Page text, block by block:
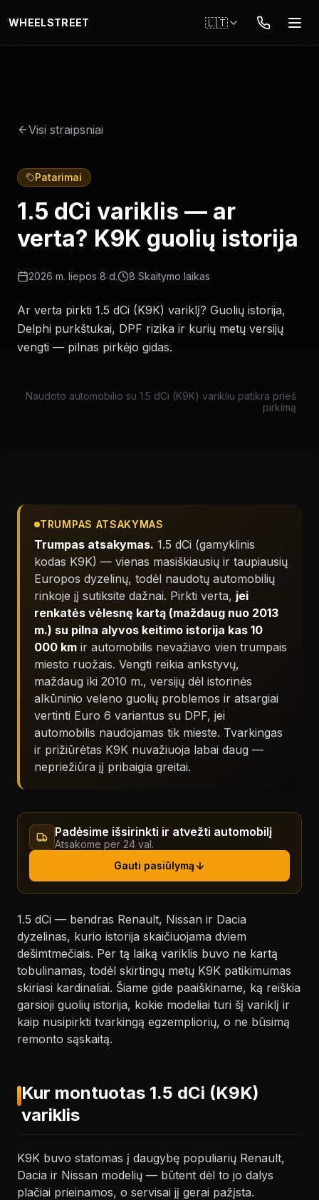
WHEELSTREET 🇱🇹
Visi straipsniai
Patarimai
1.5 dCi variklis — ar
verta? K9K guolių istorija
2026 m. liepos 8 d. 8 Skaitymo laikas
Ar verta pirkti 1.5 dCi (K9K) variklį? Guolių istorija,
Delphi purkštukai, DPF rizika ir kurių metų versijų
vengti — pilnas pirkėjo gidas.
Naudoto automobilio su 1.5 dCi (K9K) varikliu patikra prieš
pirkimą
TRUMPAS ATSAKYMAS
Trumpas atsakymas. 1.5 dCi (gamyklinis
kodas K9K) — vienas masiškiausių ir taupiausių
Europos dyzelinų, todėl naudotų automobilių
rinkoje jį sutiksite dažnai. Pirkti verta, jei
renkatės vėlesnę kartą (maždaug nuo 2013
m.) su pilna alyvos keitimo istorija kas 10
000 km ir automobilis nevažiavo vien trumpais
miesto ruožais. Vengti reikia ankstyvų,
maždaug iki 2010 m., versijų dėl istorinės
alkūninio veleno guolių problemos ir atsargiai
vertinti Euro 6 variantus su DPF, jei
automobilis naudojamas tik mieste. Tvarkingas
ir prižiūrėtas K9K nuvažiuoja labai daug —
nepriežiūra jį pribaigia greitai.
Padėsime išsirinkti ir atvežti automobilį
Atsakome per 24 val.
Gauti pasiūlymą
1.5 dCi — bendras Renault, Nissan ir Dacia
dyzelinas, kurio istorija skaičiuojama dviem
dešimtmečiais. Per tą laiką variklis buvo ne kartą
tobulinamas, todėl skirtingų metų K9K patikimumas
skiriasi kardinaliai. Šiame gide paaiškiname, ką reiškia
garsioji guolių istorija, kokie modeliai turi šį variklį ir
kaip nusipirkti tvarkingą egzempliorių, o ne būsimą
remonto sąskaitą.
Kur montuotas 1.5 dCi (K9K)
variklis
K9K buvo statomas į daugybę populiarių Renault,
Dacia ir Nissan modelių — būtent dėl to jo dalys
plačiai prieinamos, o servisai jį gerai pažįsta.